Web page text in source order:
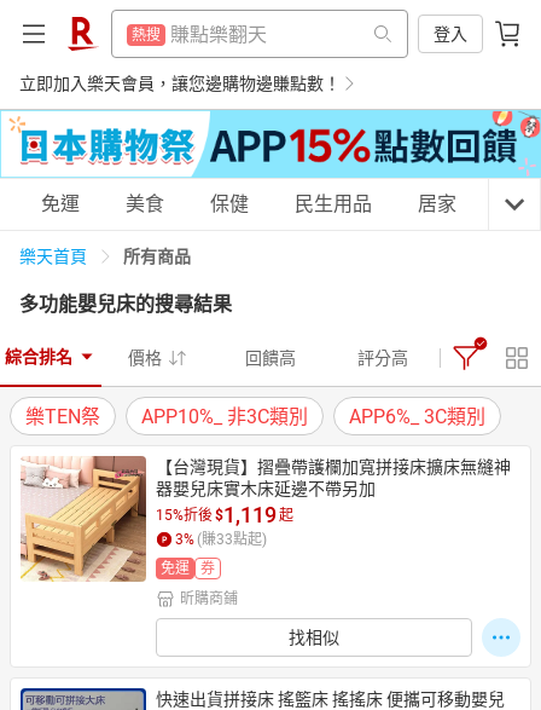
熱搜 賺點樂翻天
熱搜 299超取免運
熱搜 平板電腦
熱搜 電子閱讀器
抽7777點
熱搜 熱門飯店推薦
登入
立即加入樂天會員，讓您邊購物邊賺點數！
熱搜 299超取免運
平板電腦
熱搜 電子閱讀器
熱搜 微波爐
熱搜
熱搜 吹風機
熱搜 抽7777點
熱搜 熱門飯店推薦
購物網分類
居家生活 3C家電 運動休閒 親子玩具
女裝 男裝
免運 美食 保健 民生用品 居家 3C
樂天首頁 所有商品
多功能嬰兒床的搜尋結果
綜合排名 價格 回饋高 評分高
樂TEN祭 APP10%_ 非3C類別 APP6%_ 3C類別
【台灣現貨】摺疊帶護欄加寬拼接床擴床無縫神
器嬰兒床實木床延邊不帶另加
15%折後$1,119起
3% (賺33點起)
免運
券
昕購商鋪
找相似
快速出貨拼接床 搖籃床 搖搖床 便攜可移動嬰兒